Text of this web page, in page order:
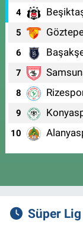
4
5
6
7
8
9
10
Süper